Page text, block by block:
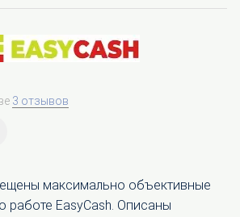
3 отзывов
максимально объективные
работе EasyCash. Описаны